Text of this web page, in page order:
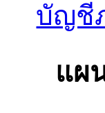
บัญชี
แผ